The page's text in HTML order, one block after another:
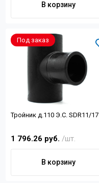
В корзину
Под заказ
Тройник д.110 Э.С. SDR11/17
1 796.26 руб. /шт.
В корзину